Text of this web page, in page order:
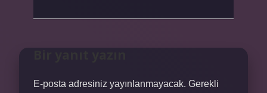
E-posta adresiniz yayınlanmayacak. Gerekli